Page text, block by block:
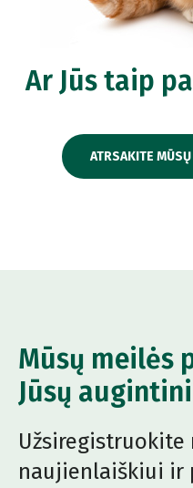
Ar Jūs taip
ATRSAKITE
Mūsų meilės
Jūsų
Užsiregistruokite
naujienlaiškiui ir